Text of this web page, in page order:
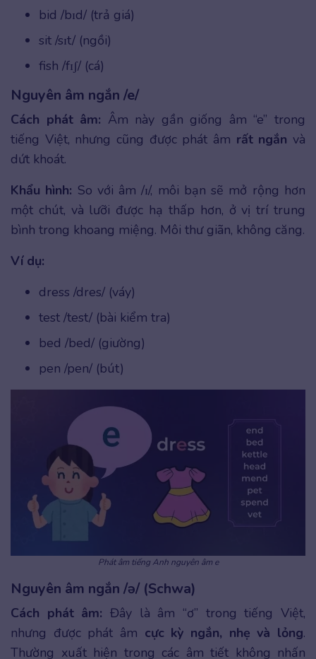
bid /bɪd/ (trả giá)
sit /sɪt/ (ngồi)
fish /fɪʃ/ (cá)
Nguyên âm ngắn /e/
Cách phát âm: Âm này gần giống âm “e” trong
tiếng Việt, nhưng cũng được phát âm rất ngắn và
dứt khoát.
Khẩu hình: So với âm /ɪ/, môi bạn sẽ mở rộng hơn
một chút, và lưỡi được hạ thấp hơn, ở vị trí trung
bình trong khoang miệng. Môi thư giãn, không căng.
Ví dụ:
dress /dres/ (váy)
test /test/ (bài kiểm tra)
bed /bed/ (giường)
pen /pen/ (bút)
Phát âm tiếng Anh nguyên âm e
Nguyên âm ngắn /ə/ (Schwa)
Cách phát âm: Đây là âm “ơ” trong tiếng Việt,
nhưng được phát âm cực kỳ ngắn, nhẹ và lỏng.
Thường xuất hiện trong các âm tiết không nhấn